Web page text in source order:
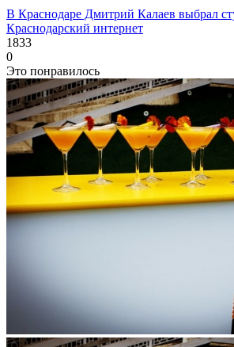
В Краснодаре Дмитрий Калаев выбрал
Краснодарский интернет
1833
0
Это понравилось